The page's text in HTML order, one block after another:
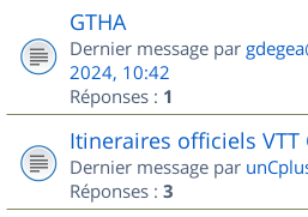
GTHA
Dernier message par
2024, 10:42
Réponses : 1
Itineraires officiels VTT
Dernier message par
Réponses : 3